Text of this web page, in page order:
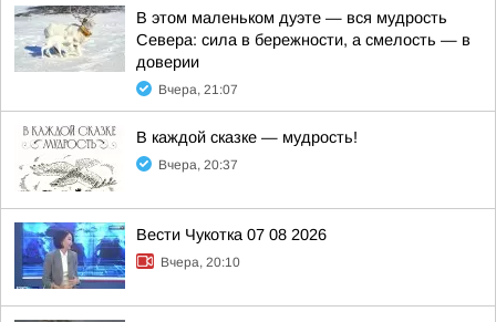
В этом маленьком дуэте — вся мудрость
Севера: сила в бережности, а смелость — в
доверии
Вчера, 21:07
В каждой сказке — мудрость!
Вчера, 20:37
Вести Чукотка 07 08 2026
Вчера, 20:10